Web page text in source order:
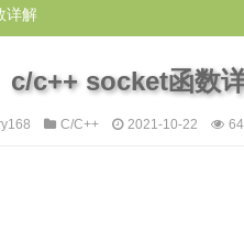
详解
c/c++ socket函数
C/C++ 2021-10-22